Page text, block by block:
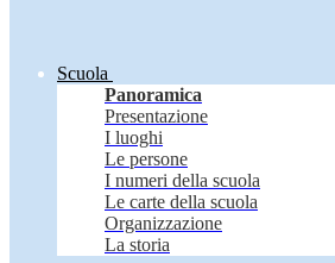
Scuola
Panoramica
Presentazione
I luoghi
Le persone
I numeri della scuola
Le carte della scuola
Organizzazione
La storia